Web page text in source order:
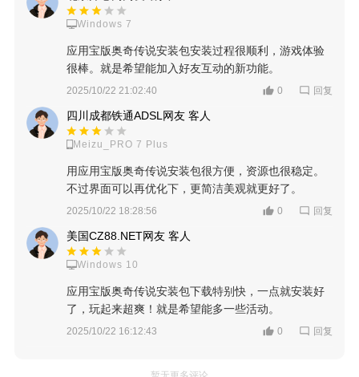
Windows 7
应用宝版奥奇传说安装包安装过程很顺利，游戏体验
很棒。就是希望能加入好友互动的新功能。
2025/10/22 21:02:40 0 回复
四川成都铁通ADSL网友 客人
Meizu_PRO 7 Plus
用应用宝版奥奇传说安装包很方便，资源也很稳定。
不过界面可以再优化下，更简洁美观就更好了。
2025/10/22 18:28:56 0 回复
美国CZ88.NET网友 客人
Windows 10
应用宝版奥奇传说安装包下载特别快，一点就安装好
了，玩起来超爽！就是希望能多一些活动。
2025/10/22 16:12:43 0 回复